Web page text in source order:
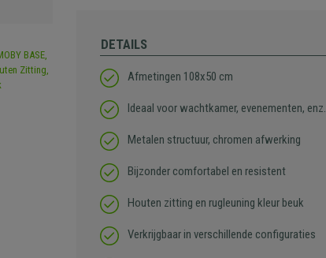
DETAILS
Afmetingen 108x50 cm
Ideaal voor wachtkamer, evenementen, enz.
Metalen structuur, chromen afwerking
Bijzonder comfortabel en resistent
Houten zitting en rugleuning kleur beuk
Verkrijgbaar in verschillende configuraties